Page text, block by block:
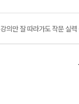
강의만 잘 따라가도 작문 실